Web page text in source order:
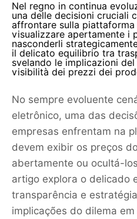
Nel regno in continua
una delle decisioni cruciali
affrontare sulla
visualizzare apertamente i
nasconderli
il delicato equilibrio tra
svelando le implicazioni
visibilità dei prezzi dei
No sempre evoluente
eletrônico, uma das
empresas enfrentam na
devem exibir os preços
abertamente ou ocultá-
artigo explora o delicado
transparência e
implicações do dilema